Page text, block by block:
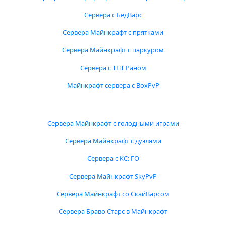
Сервера с БедВарс
Сервера Майнкрафт с прятками
Сервера Майнкрафт с паркуром
Сервера с ТНТ Раном
Майнкрафт сервера с BoxPvP
Сервера Майнкрафт с голодными играми
Сервера Майнкрафт с дуэлями
Сервера с КС: ГО
Сервера Майнкрафт SkyPvP
Сервера Майнкрафт со СкайВарсом
Сервера Браво Старс в Майнкрафт